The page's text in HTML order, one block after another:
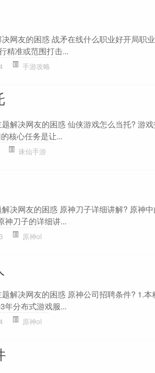
决网友的困惑 战矛在线什么职业好开局职
精准或范围打击...
手游攻略
解决网友的困惑 仙侠游戏怎么当托? 游戏
核心任务是让...
诛仙手游
解决网友的困惑 原神刀子详细讲解? 原神
神刀子的详细讲...
原神ol
题解决网友的困惑 原神公司招聘条件? 1.
年分布式游戏服...
原神ol